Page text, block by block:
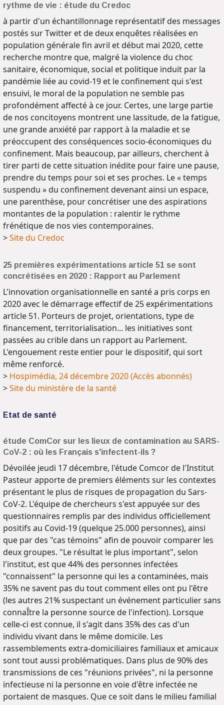
rythme de vie : étude du Credoc
à partir d'un échantillonnage représentatif des messages
postés sur Twitter et de deux enquêtes réalisées en
population générale fin avril et début mai 2020, cette
recherche montre que, malgré la violence du choc
sanitaire, économique, social et politique induit par la
pandémie liée au covid-19 et le confinement qui s'est
ensuivi, le moral de la population ne semble pas
profondément affecté à ce jour. Certes, une large partie
de nos concitoyens montrent une lassitude, de la fatigue,
une grande anxiété par rapport à la maladie et se
préoccupent des conséquences socio-économiques du
confinement. Mais beaucoup, par ailleurs, cherchent à
tirer parti de cette situation inédite pour faire une pause,
prendre du temps pour soi et ses proches. Le « temps
suspendu » du confinement devenant ainsi un espace,
une parenthèse, pour concrétiser une des aspirations
montantes de la population : ralentir le rythme
frénétique de nos vies contemporaines.
>Site du Credoc
25 premières expérimentations article 51 se sont
concrétisées en 2020 : Rapport au Parlement
L'innovation organisationnelle en santé a pris corps en
2020 avec le démarrage effectif de 25 expérimentations
article 51. Porteurs de projet, orientations, type de
financement, territorialisation... les initiatives sont
passées au crible dans un rapport au Parlement.
L'engouement reste entier pour le dispositif, qui sort
même renforcé.
> Hospimédia, 24 décembre 2020 (Accès abonnés)
>Site du ministère de la santé
Etat de santé
étude ComCor sur les lieux de contamination au SARS-
CoV-2 : où les Français s'infectent-ils ?
Dévoilée jeudi 17 décembre, l'étude Comcor de l'Institut
Pasteur apporte de premiers éléments sur les contextes
présentant le plus de risques de propagation du Sars-
CoV-2. L'équipe de chercheurs s'est appuyée sur des
questionnaires remplis par des individus officiellement
positifs au Covid-19 (quelque 25.000 personnes), ainsi
que par des "cas témoins" afin de pouvoir comparer les
deux groupes. "Le résultat le plus important", selon
l'institut, est que 44% des personnes infectées
"connaissent" la personne qui les a contaminées, mais
35% ne savent pas du tout comment elles ont pu l'être
(les autres 21% suspectant un événement particulier sans
connaÎtre la personne source de l'infection). Lorsque
celle-ci est connue, il s'agit dans 35% des cas d'un
individu vivant dans le même domicile. Les
rassemblements extra-domiciliaires familiaux et amicaux
sont tout aussi problématiques. Dans plus de 90% des
transmissions de ces "réunions privées", ni la personne
infectieuse ni la personne en voie d'être infectée ne
portaient de masques. Que ce soit dans le milieu familial